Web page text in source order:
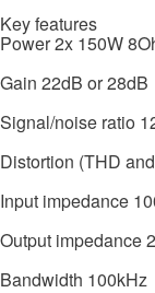
Key features
Power 2x 150W
Gain 22dB or 28dB
Signal/noise ratio
Distortion (THD
Input impedance
Output impedance
Bandwidth 100kHz